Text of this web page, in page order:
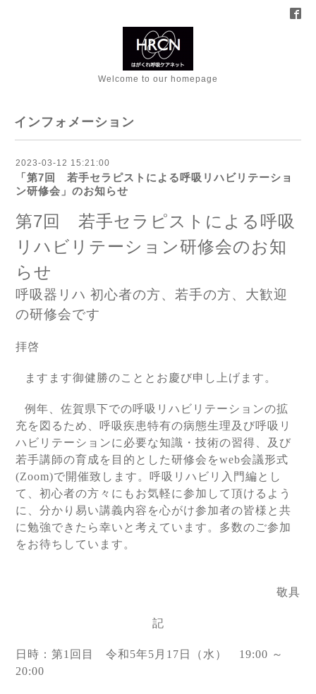
Welcome to our homepage
インフォメーション
2023-03-12 15:21:00
「第7回 若手セラピストによる呼吸リハビリテーショ
ン研修会」のお知らせ
第7回 若手セラピストによる呼吸
リハビリテーション研修会のお知
らせ
呼吸器リハ 初心者の方、若手の方、大歓迎
の研修会です
拝啓
ますます御健勝のこととお慶び申し上げます。
例年、佐賀県下での呼吸リハビリテーションの拡
充を図るため、呼吸疾患特有の病態生理及び呼吸リ
ハビリテーションに必要な知識・技術の習得、及び
若手講師の育成を目的とした研修会をweb会議形式
(Zoom)で開催致します。呼吸リハビリ入門編とし
て、初心者の方々にもお気軽に参加して頂けるよう
に、分かり易い講義内容を心がけ参加者の皆様と共
に勉強できたら幸いと考えています。多数のご参加
をお待ちしています。
敬具
記
日時：第1 回目 令和5年5 月 17 日（水） 19:00 ～
20:00